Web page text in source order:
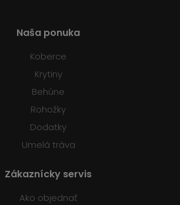
Naša ponuka
Koberce
Krytiny
Behúne
Rohožky
Dodatky
Umelá tráva
Zákaznícky servis
Ako objednať